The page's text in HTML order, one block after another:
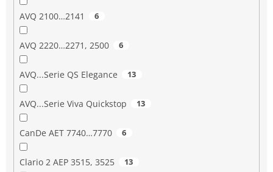
AVQ 2100…2141 6
AVQ 2220…2271, 2500 6
AVQ...Serie QS Elegance 13
AVQ...Serie Viva Quickstop 13
CanDe AET 7740…7770 6
Clario 2 AEP 3515, 3525 13